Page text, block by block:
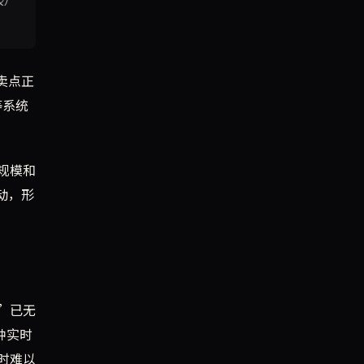
点正
统
模和
，形
已无
实时
难以